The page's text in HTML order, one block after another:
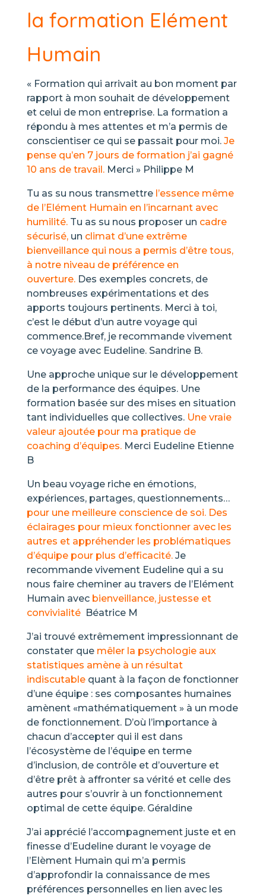
la formation Elément
Humain
« Formation qui arrivait au bon moment par
rapport à mon souhait de développement
et celui de mon entreprise. La formation a
répondu à mes attentes et m’a permis de
conscientiser ce qui se passait pour moi. Je
pense qu’en 7 jours de formation j’ai gagné
10 ans de travail.Merci » Philippe M
Tu as su nous transmettre l’essence même
de l’Elément Humain en l’incarnant avec
humilité.Tu as su nous proposer un cadre
sécurisé,un climat d’une extrême
bienveillance qui nous a permis d’être tous,
à notre niveau de préférence en
ouverture.Des exemples concrets, de
nombreuses expérimentations et des
apports toujours pertinents. Merci à toi,
c’est le début d’un autre voyage qui
commence.Bref, je recommande vivement
ce voyage avec Eudeline. Sandrine B.
Une approche unique sur le développement
de la performance des équipes. Une
formation basée sur des mises en situation
tant individuelles que collectives. Une vraie
valeur ajoutée pour ma pratique de
coaching d’équipes.Merci Eudeline Etienne
B
Un beau voyage riche en émotions,
expériences, partages, questionnements…
pour une meilleure conscience de soi. Des
éclairages pour mieux fonctionner avec les
autres et appréhender les problématiques
d’équipe pour plus d’efficacité.Je
recommande vivement Eudeline qui a su
nous faire cheminer au travers de l’Elément
Humain avec bienveillance, justesse et
convivialitéBéatrice M
J’ai trouvé extrêmement impressionnant de
constater que mêler la psychologie aux
statistiques amène à un résultat
indiscutablequant à la façon de fonctionner
d’une équipe : ses composantes humaines
amènent «mathématiquement » à un mode
de fonctionnement. D’où l’importance à
chacun d’accepter qui il est dans
l’écosystème de l’équipe en terme
d’inclusion, de contrôle et d’ouverture et
d’être prêt à affronter sa vérité et celle des
autres pour s’ouvrir à un fonctionnement
optimal de cette équipe. Géraldine
J’ai apprécié l’accompagnement juste et en
finesse d’Eudeline durant le voyage de
l’Elèment Humain qui m’a permis
d’approfondir la connaissance de mes
préférences personnelles en lien avec les